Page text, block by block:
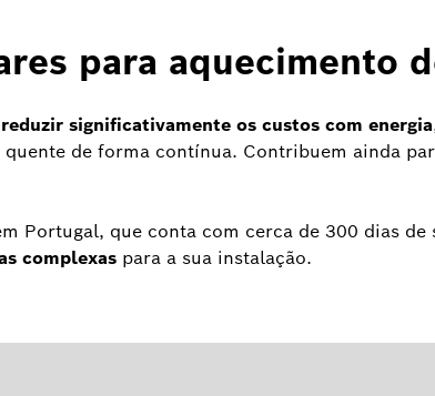
para aquecimento
reduzir significativamente os custos com energia
quente de forma contínua. Contribuem ainda
Portugal, que conta com cerca de 300 dias
complexas para a sua instalação.